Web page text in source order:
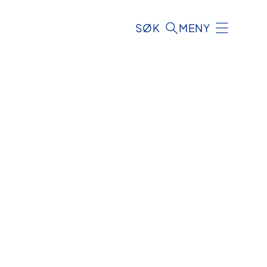
SØK MENY